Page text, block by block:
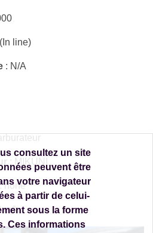
line)
: N/A
: MIKUNI
none
h
consultez un site
peuvent être
votre navigateur
à partir de celui-
sous la forme
Ces informations